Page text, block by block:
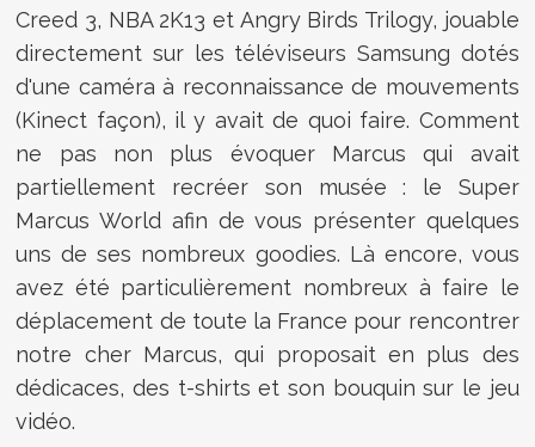
Creed 3, NBA 2K13 et Angry Birds Trilogy, jouable
directement sur les téléviseurs Samsung dotés
d'une caméra à reconnaissance de mouvements
(Kinect façon), il y avait de quoi faire. Comment
ne pas non plus évoquer Marcus qui avait
partiellement recréer son musée : le Super
Marcus World afin de vous présenter quelques
uns de ses nombreux goodies. Là encore, vous
avez été particulièrement nombreux à faire le
déplacement de toute la France pour rencontrer
notre cher Marcus, qui proposait en plus des
dédicaces, des t-shirts et son bouquin sur le jeu
vidéo.